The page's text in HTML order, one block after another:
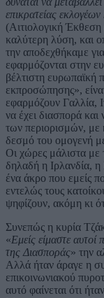
επικρατείας
(Αιτιολογική
καλύτερη λύση, και
την αποδεχθήκαμε
εφαρμόζονται στην
βέλτιστη ευρωπαϊκή
εκπροσώπησης»,
εφαρμόζουν Γαλλία,
να έχει διασπορά
των περιορισμών, με
δεσμό του ομογενή
Οι χώρες μάλιστα
δηλαδή η Ιρλανδία,
ένα άκρο που εμείς
εντελώς τους
ψηφίζουν, ακόμη κι
Συνεπώς η κυρία
«Εμείς είμαστε
της Διασποράς» την
Αλλά ήταν άραγε η
επικοινωνιακού
αυτό φαίνεται ότι